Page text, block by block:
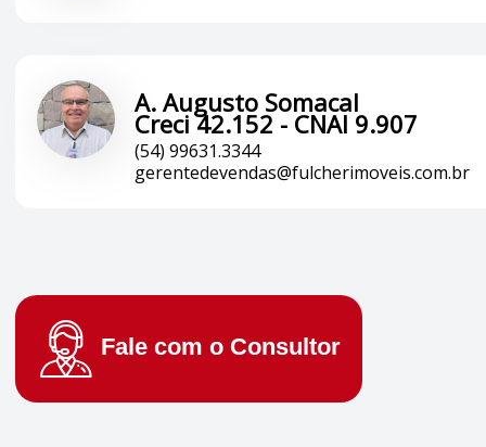
A. Augusto Somacal
Creci 42.152 - CNAI 9.907
(54) 99631.3344
gerentedevendas@fulcherimoveis.com.br
Fale com o Consultor